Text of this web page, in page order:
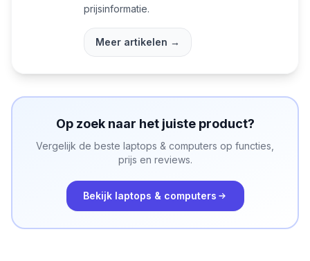
prijsinformatie.
Meer artikelen →
Op zoek naar het juiste product?
Vergelijk de beste laptops & computers op functies,
prijs en reviews.
Bekijk laptops & computers